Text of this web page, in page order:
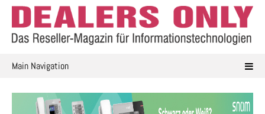
Skip
content
Main Navigation